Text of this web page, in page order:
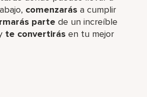
comenzarás a cumplir
parte de un increíble​
te convertirás en tu mejor